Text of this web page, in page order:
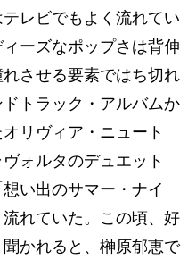
レビでもよく流れてい
ーズなポップさは背伸
させる要素ではち切れ
トラック・アルバムか
リヴィア・ニュート
ォルタのデュエット
い出のサマー・ナイ
れていた。この頃、好
かれると、榊原郁恵で